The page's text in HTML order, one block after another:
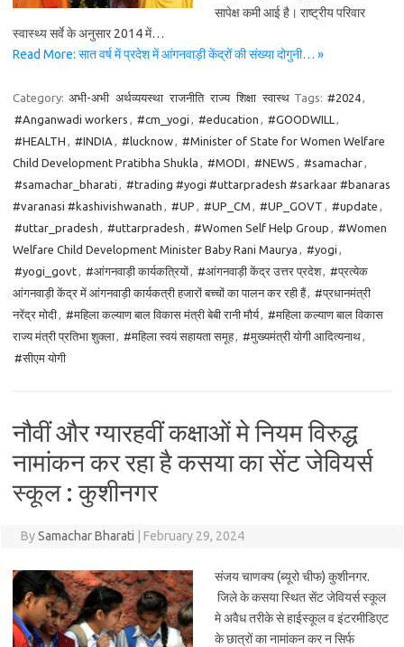
सापेक्ष कमी आई है। राष्ट्रीय परिवार
स्वास्थ्य सर्वे के अनुसार 2014 में…
Read More: सात वर्ष में प्रदेश में आंगनवाड़ी केंद्रों की संख्या दोगुनी… »
Category: अभी-अभी अर्थव्ययस्था राजनीति राज्य शिक्षा स्वास्थ Tags: #2024,
#Anganwadi workers , #cm_yogi , #education , #GOODWILL ,
#HEALTH , #INDIA , #lucknow, #Minister of State for Women Welfare
Child Development Pratibha Shukla , #MODI , #NEWS , #samachar,
#samachar_bharati , #trading #yogi #uttarpradesh #sarkaar #banaras
#varanasi #kashivishwanath , #UP , #UP_CM , #UP_GOVT , #update ,
#uttar_pradesh , #uttarpradesh , #Women Self Help Group , #Women
Welfare Child Development Minister Baby Rani Maurya , #yogi ,
#yogi_govt, #आंगनवाड़ी कार्यकत्रियों, #आंगनवाड़ी केंद्र उत्तर प्रदेश, #प्रत्येक
आंगनवाड़ी केंद्र में आंगनवाड़ी कार्यकत्री हजारों बच्चों का पालन कर रही हैं, #प्रधानमंत्री
नरेंद्र मोदी, #महिला कल्याण बाल विकास मंत्री बेबी रानी मौर्य, #महिला कल्याण बाल विकास
राज्य मंत्री प्रतिभा शुक्ला, #महिला स्वयं सहायता समूह, #मुख्यमंत्री योगी आदित्यनाथ,
#सीएम योगी
नौवीं और ग्यारहवीं कक्षाओं मे नियम विरुद्ध
नामांकन कर रहा है कसया का सेंट जेवियर्स
स्कूल : कुशीनगर
BySamachar Bharati February 29, 2024
संजय चाणक्य (ब्यूरो चीफ) कुशीनगर.
जिले के कसया स्थित सेंट जेवियर्स स्कूल
मे अवैध तरीके से हाईस्कूल व इंटरमीडिएट
के छात्रों का नामांकन कर न सिर्फ